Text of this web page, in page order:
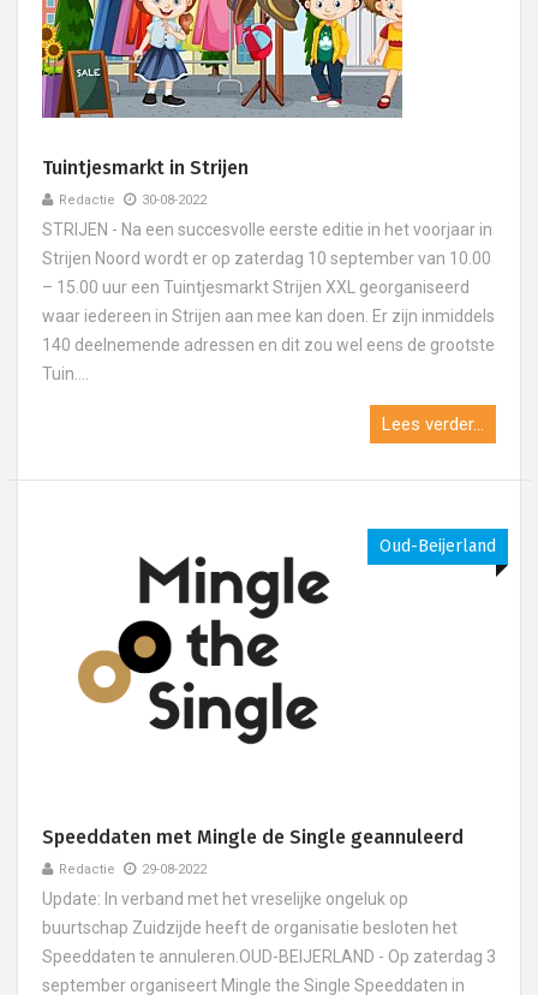
Tuintjesmarkt in Strijen
Redactie 30-08-2022
STRIJEN - Na een succesvolle eerste editie in het voorjaar in
Strijen Noord wordt er op zaterdag 10 september van 10.00
– 15.00 uur een Tuintjesmarkt Strijen XXL georganiseerd
waar iedereen in Strijen aan mee kan doen. Er zijn inmiddels
140 deelnemende adressen en dit zou wel eens de grootste
Tuin....
Lees verder...
Oud-Beijerland
Speeddaten met Mingle de Single geannuleerd
Redactie 29-08-2022
Update: In verband met het vreselijke ongeluk op
buurtschap Zuidzijde heeft de organisatie besloten het
Speeddaten te annuleren.OUD-BEIJERLAND - Op zaterdag 3
september organiseert Mingle the Single Speeddaten in